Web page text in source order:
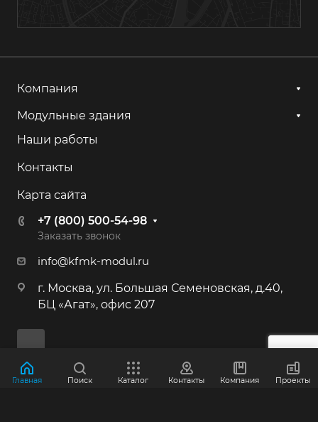
г. Ижевск, ул. Аграрная, 13
+7 (800) 500-54-98
+7 (800) 500-54-98
г. Иркутск, ул. 2-я Батарейная, 53
+7 (800) 500-54-98
40
+7 (495) 646-87-53
г. Краснознаменск, Индустриальная,
д.3
Компания
Модульные здания
Наши работы
Контакты
Карта сайта
+7 (800) 500-54-98
Заказать звонок
info@kfmk-modul.ru
г. Москва, ул. Большая Семеновская, д.40,
БЦ «Агат», офис 207
Главная Поиск Каталог Контакты Компания Проекты